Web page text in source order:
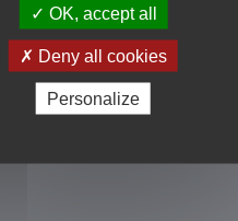
OK, accept all
Deny all cookies
Personalize